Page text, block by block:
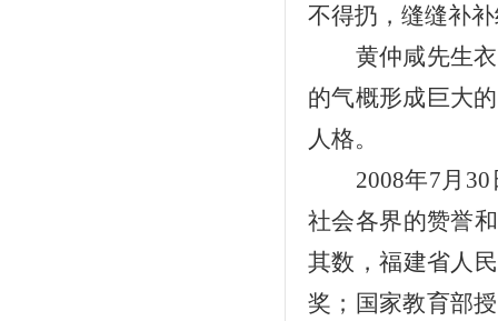
不得扔，缝缝补
黄仲咸先生
的气概形成巨大
人格。
2008年7 月 30
社会各界的赞誉
其数，福建省人
奖；国家教育部